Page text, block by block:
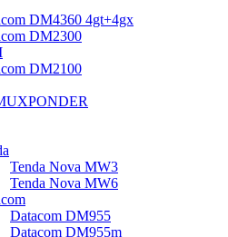
DM4360 4gt+4gx
DM2300
DM2100
Tenda Nova MW3
Tenda Nova MW6
Datacom DM955
Datacom DM955m